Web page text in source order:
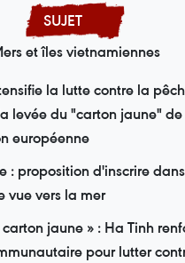
et îles vietnamiennes
la lutte contre la
levée du "carton jaune"
européenne
: proposition d'inscrire
vue vers la mer
jaune » : Ha Tinh
pour lutter